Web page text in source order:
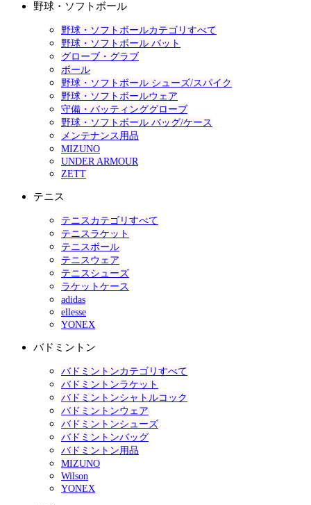
野球・ソフトボール
野球・ソフトボールカテゴリすべて
野球・ソフトボール バット
グローブ・グラブ
ボール
野球・ソフトボール シューズ/スパイク
野球・ソフトボールウェア
守備・バッティンググローブ
野球・ソフトボール バッグ/ケース
メンテナンス用品
MIZUNO
UNDER ARMOUR
ZETT
テニス
テニスカテゴリすべて
テニスラケット
テニスボール
テニスウェア
テニスシューズ
ラケットケース
adidas
ellesse
YONEX
バドミントン
バドミントンカテゴリすべて
バドミントンラケット
バドミントンシャトルコック
バドミントンウェア
バドミントンシューズ
バドミントンバッグ
バドミントン用品
MIZUNO
Wilson
YONEX